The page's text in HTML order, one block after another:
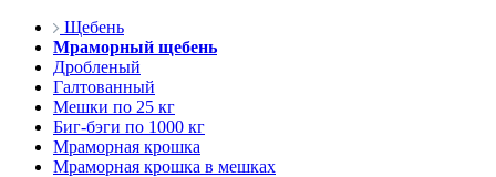
Щебень
Мраморный щебень
Дробленый
Галтованный
Мешки по 25 кг
Биг-бэги по 1000 кг
Мраморная крошка
Мраморная крошка в мешках